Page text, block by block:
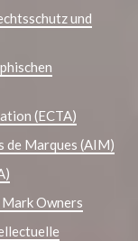
und
(ECTA)
de Marques (AIM)
Owners